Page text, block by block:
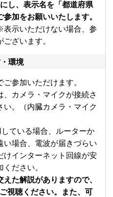
し、表示名を「都道府県
加をお願いいたします。
示いただけない場合、参
ざいます。
環境
参加いただけます。
、カメラ・マイクが接続さ
。（内臓カメラ・マイク
ている場合、ルーターか
い場合、電波が届きづらい
けインターネット回線が安
ださい。
た解説がありますので、
視聴ください。また、可